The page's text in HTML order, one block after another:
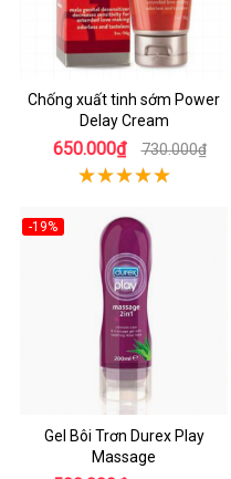
Chống xuất tinh sớm Power
Delay Cream
650.000₫ 730.000₫
-19%
Gel Bôi Trơn Durex Play
Massage